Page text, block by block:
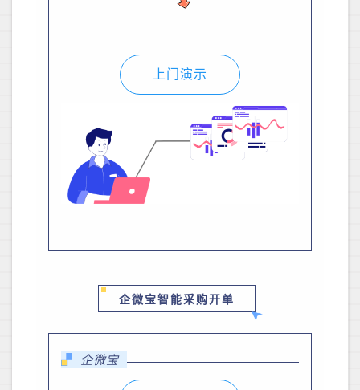
上门演示
企微宝智能采购开单
企微宝